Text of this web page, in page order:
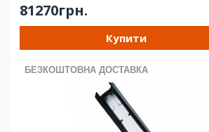
81270грн.
Купити
БЕЗКОШТОВНА ДОСТАВКА